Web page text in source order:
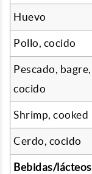
Huevo
Pollo, cocido
Pescado, bagre,
cocido
Shrimp, cooked
Cerdo, cocido
Bebidas/lácteos